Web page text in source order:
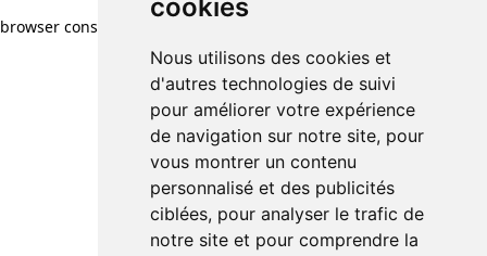
cookies
Nous utilisons des cookies et
d'autres technologies de suivi
pour améliorer votre expérience
de navigation sur notre site, pour
vous montrer un contenu
personnalisé et des publicités
ciblées, pour analyser le trafic de
notre site et pour comprendre la
cookies
Nous utilisons des cookies et
d'autres technologies de suivi
pour améliorer votre expérience
de navigation sur notre site, pour
vous montrer un contenu
personnalisé et des publicités
ciblées, pour analyser le trafic de
notre site et pour comprendre la
browser console for more information)